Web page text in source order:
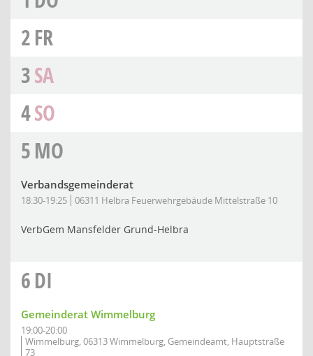
2FR
3SA
4SO
5MO
Verbandsgemeinderat
18:30-19:25 06311 Helbra Feuerwehrgebäude Mittelstraße 10
VerbGem Mansfelder Grund-Helbra
6DI
Gemeinderat Wimmelburg
19:00-20:00
Wimmelburg, 06313 Wimmelburg, Gemeindeamt, Hauptstraße
73